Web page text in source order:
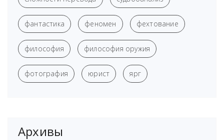
фантастика феномен фехтование
философия философия оружия
фотография юрист ярг
Архивы